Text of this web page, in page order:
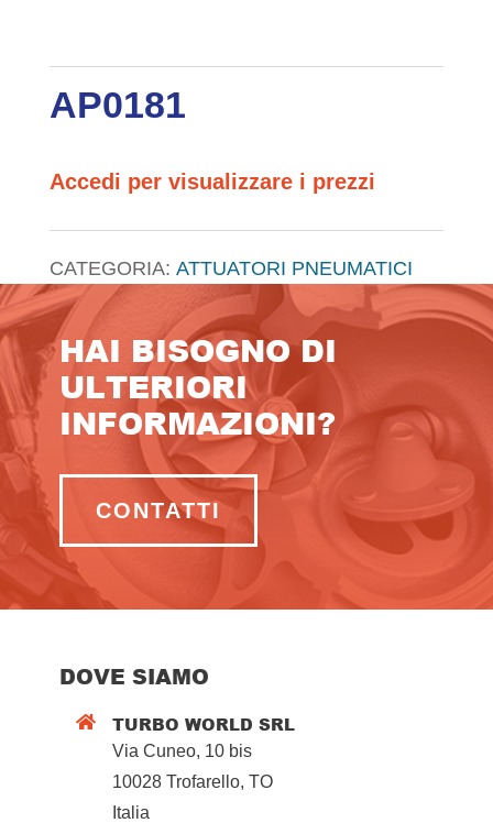
AP0181
Accedi per visualizzare i prezzi
CATEGORIA: ATTUATORI PNEUMATICI
HAI BISOGNO DI
ULTERIORI
INFORMAZIONI?
CONTATTI
DOVE SIAMO
 TURBO WORLD SRL
Via Cuneo, 10 bis
10028 Trofarello, TO
Italia